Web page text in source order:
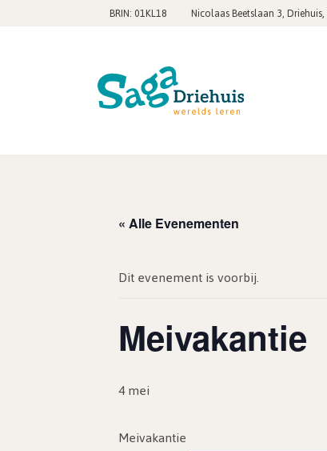
BRIN: 01KL18 Nicolaas Beetslaan 3, Driehuis,
« Alle Evenementen
Dit evenement is voorbij.
Meivakantie
4 mei
Meivakantie